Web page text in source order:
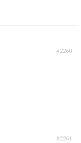
#2260
#2261